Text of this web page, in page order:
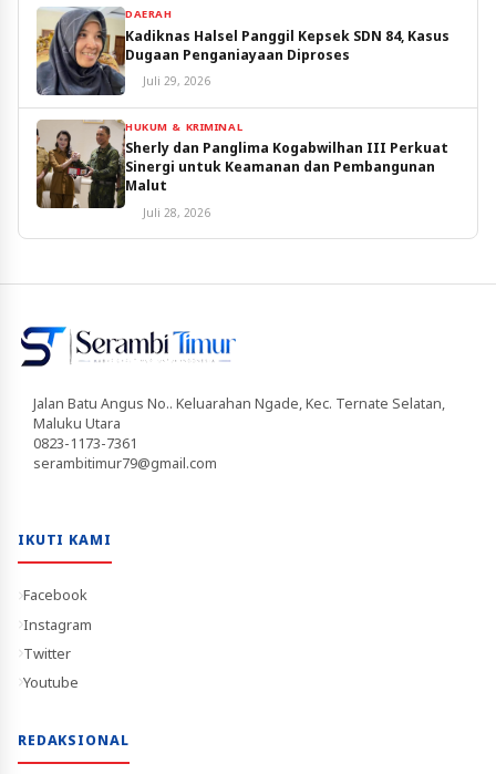
DAERAH
Kadiknas Halsel Panggil Kepsek SDN 84, Kasus
Dugaan Penganiayaan Diproses
Juli 29, 2026
HUKUM & KRIMINAL
Sherly dan Panglima Kogabwilhan III Perkuat
Sinergi untuk Keamanan dan Pembangunan
Malut
Juli 28, 2026
Jalan Batu Angus No.. Keluarahan Ngade, Kec. Ternate Selatan,
Maluku Utara
0823-1173-7361
serambitimur79@gmail.com
IKUTI KAMI
Facebook
Instagram
Twitter
Youtube
REDAKSIONAL